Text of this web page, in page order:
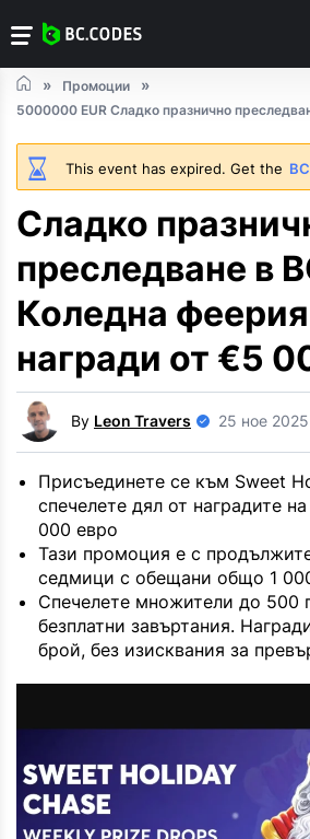
Промоции
5000000 EUR Сладко празнично
This event has expired. Get the
Сладко
преследване в
Коледна
награди от €5
By Leon Travers 25 ное 2025
Присъединете се към Sweet
спечелете дял от наградите
000 евро
Тази промоция е с
седмици с обещани общо 1
Спечелете множители до 500
безплатни завъртания.
брой, без изисквания за